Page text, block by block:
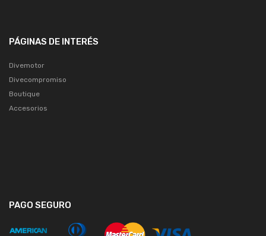
PÁGINAS DE INTERÉS
Divemotor
Divecompromiso
Boutique
Accesorios
PAGO SEGURO